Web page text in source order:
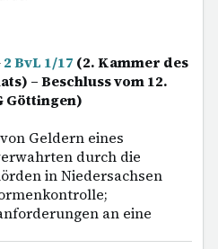
2 BvL 1/17 (2. Kammer des
– Beschluss vom 12.
Göttingen)
Geldern eines
durch die
in Niedersachsen
an eine